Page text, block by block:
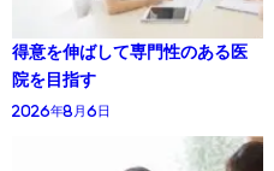
得意を伸ばして専門性のある医
院を目指す
2026年8月6日